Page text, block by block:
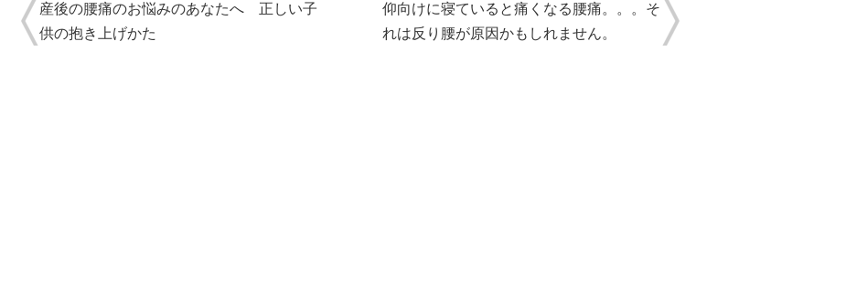
産後の腰痛のお悩みのあなたへ 正しい子
供の抱き上げかた
仰向けに寝ていると痛くなる腰痛。。。そ
れは反り腰が原因かもしれません。